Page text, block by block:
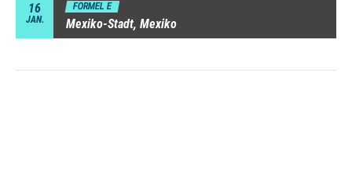
16
JAN.
FORMEL E
Mexiko-Stadt, Mexiko